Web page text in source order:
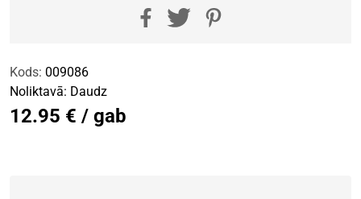
Kods: 009086
Noliktavā: Daudz
12.95 € / gab